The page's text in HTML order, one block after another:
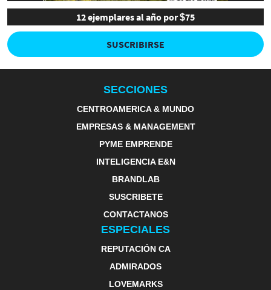
12 ejemplares al año por $75
SUSCRIBIRSE
SECCIONES
CENTROAMERICA & MUNDO
EMPRESAS & MANAGEMENT
PYME EMPRENDE
INTELIGENCIA E&N
BRANDLAB
SUSCRIBETE
CONTACTANOS
ESPECIALES
REPUTACIÓN CA
ADMIRADOS
LOVEMARKS